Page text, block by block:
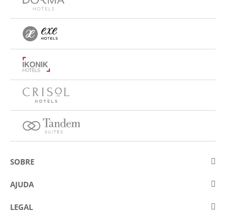
SOBRE
Sobre a Eurostars Hotel Company
Concursos
AJUDA
Contactar
LEGAL